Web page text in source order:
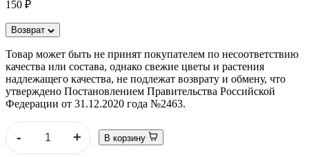
150 ₽
Возврат
Товар может быть не принят покупателем по несоответствию
качества или состава, однако свежие цветы и растения
надлежащего качества, не подлежат возврату и обмену, что
утверждено Постановлением Правительства Российской
Федерации от 31.12.2020 года №2463.
- + В корзину